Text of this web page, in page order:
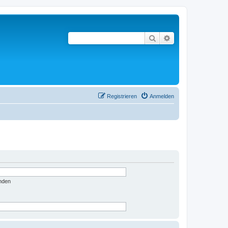
Suche
Anmelden
Registrieren